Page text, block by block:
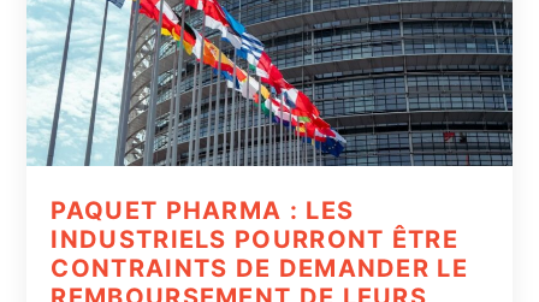
PAQUET PHARMA : LES
INDUSTRIELS POURRONT ÊTRE
CONTRAINTS DE DEMANDER LE